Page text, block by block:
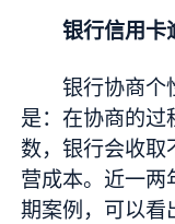
银行信用卡
银行协商个
是：在协商的过
数，银行会收取
营成本。近一两
期案例，可以看